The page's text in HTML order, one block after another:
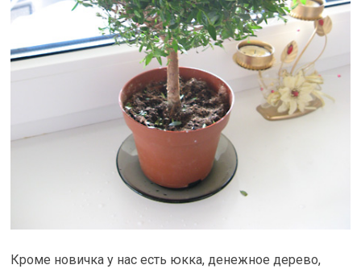
Кроме новичка у нас есть юкка, денежное дерево,